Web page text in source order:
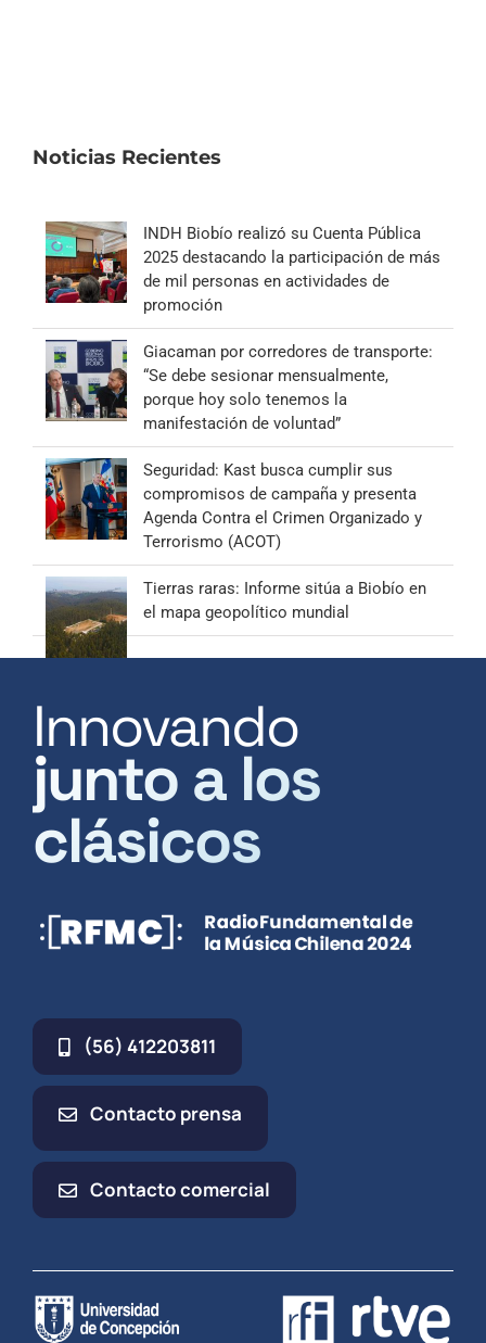
Noticias Recientes
INDH Biobío realizó su Cuenta Pública
2025 destacando la participación de más
de mil personas en actividades de
promoción
Giacaman por corredores de transporte:
“Se debe sesionar mensualmente,
porque hoy solo tenemos la
manifestación de voluntad”
Seguridad: Kast busca cumplir sus
compromisos de campaña y presenta
Agenda Contra el Crimen Organizado y
Terrorismo (ACOT)
Tierras raras: Informe sitúa a Biobío en
el mapa geopolítico mundial
Innovando
junto a los
clásicos
(56) 412203811
Contacto prensa
Contacto comercial